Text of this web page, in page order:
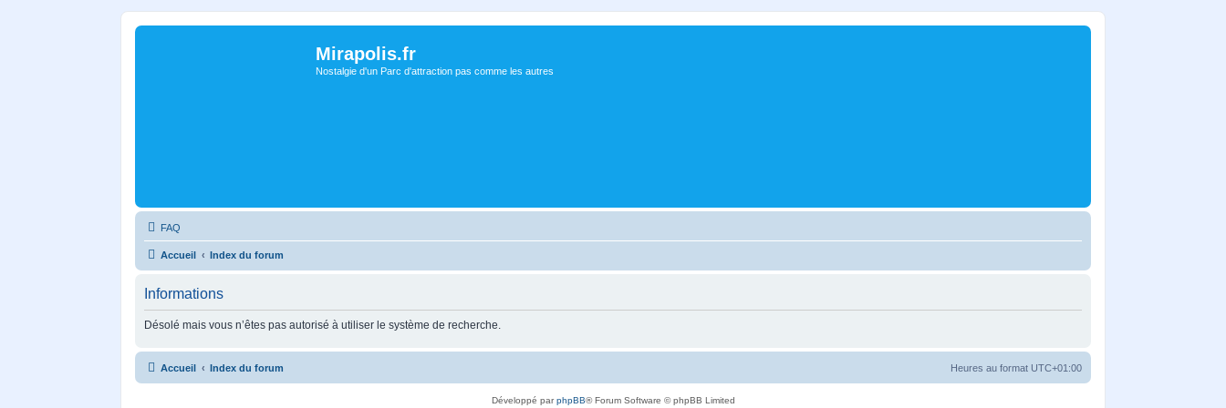
Mirapolis.fr
Nostalgie d'un Parc d'attraction pas comme les autres
FAQ
Accueil Index du forum
Informations
Désolé mais vous n’êtes pas autorisé à utiliser le système de recherche.
Accueil Index du forum Heures au format UTC+01:00
Développé parphpBB® Forum Software © phpBB Limited